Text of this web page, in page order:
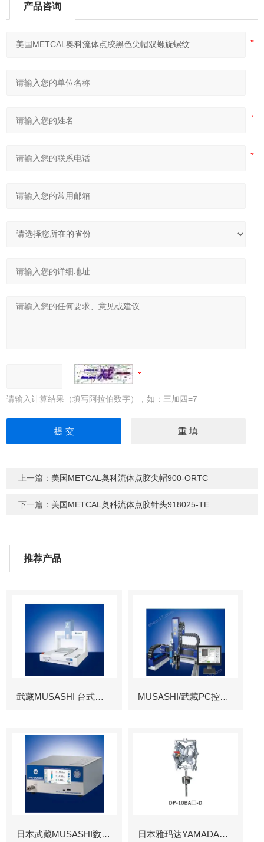
产品咨询
请输入计算结果（填写阿拉伯数字），如：三加四=7
上一篇： 美国METCAL奥科流体点胶尖帽900-ORTC
下一篇： 美国METCAL奥科流体点胶针头918025-TE
推荐产品
武藏MUSASHI 台式涂布机械臂 MUSASHI/武藏PC控制图像识别机械臂
日本武藏MUSASHI数字控制点胶机 日本雅玛达YAMADA往复泵